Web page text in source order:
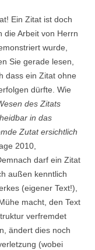
Ein Zitat ist doch
die Arbeit von Herrn
wurde,
Sie gerade lesen,
dass ein Zitat ohne
dürfte. Wie
des Zitats
in das
Zutat ersichtlich
2010,
darf ein Zitat
außen kenntlich
(eigener Text!),
macht, den Text
verfremdet
ändert dies noch
(wobei